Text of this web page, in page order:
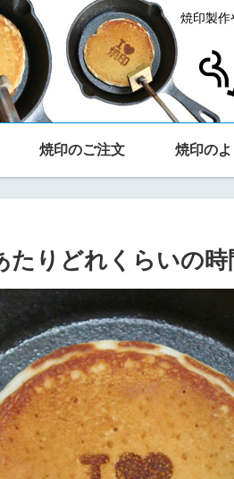
焼印製作
焼印のご注文 焼印の
たりどれくらいの時